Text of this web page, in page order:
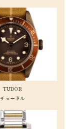
TUDOR
チュードル